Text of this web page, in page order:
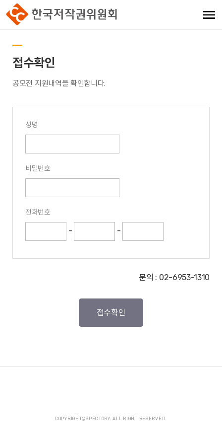
접수확인
공모전 지원내역을 확인합니다.
성명
비밀번호
전화번호
- -
문의 : 02-6953-1310
접수확인
COPYRIGHT@SPECTORY. ALL RIGHT RESERVED.